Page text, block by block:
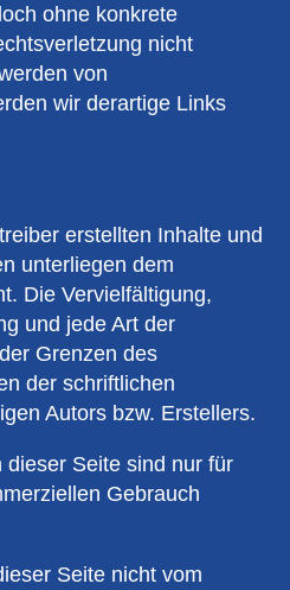
ohne konkrete
nicht
von
wir derartige Links
erstellten Inhalte und
unterliegen dem
Die Vervielfältigung,
und jede Art der
Grenzen des
der schriftlichen
Autors bzw. Erstellers.
Seite sind nur für
Gebrauch
Seite nicht vom